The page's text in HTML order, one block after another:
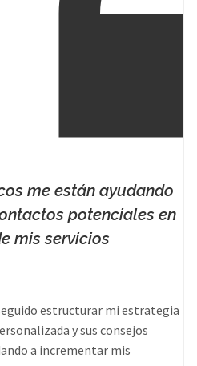
me están ayudando
potenciales en
mis servicios
estructurar mi estrategia
y sus consejos
a incrementar mis